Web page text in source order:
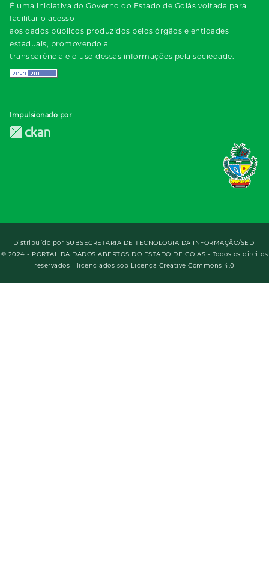
É uma iniciativa do Governo do Estado de Goiás voltada para
facilitar o acesso
aos dados públicos produzidos pelos órgãos e entidades
estaduais, promovendo a
transparência e o uso dessas informações pela sociedade.
Impulsionado por
Distribuído por SUBSECRETARIA DE TECNOLOGIA DA INFORMAÇÃO/SEDI
© 2024 - PORTAL DA DADOS ABERTOS DO ESTADO DE GOIÁS - Todos os direitos
reservados - licenciados sob Licença Creative Commons 4.0